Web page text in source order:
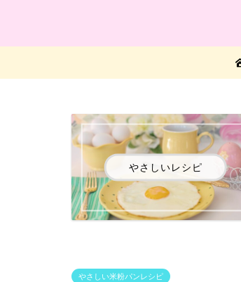
やさしいレシピ
やさしい米粉パンレシピ